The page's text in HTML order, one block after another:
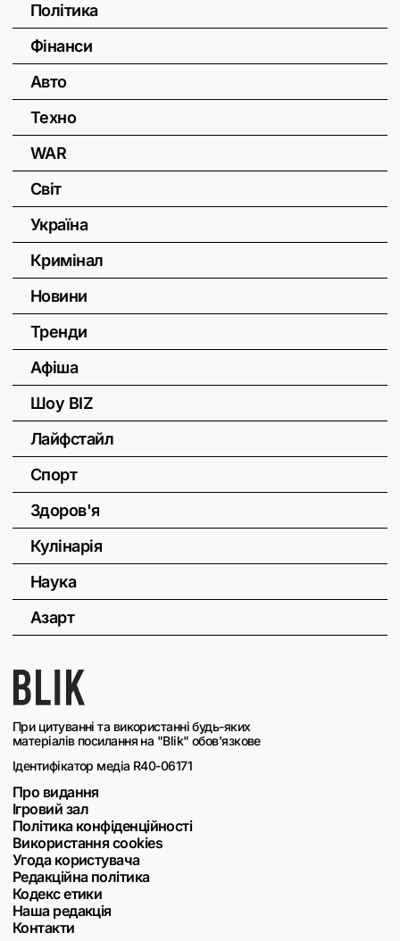
При цитуванні та використанні будь-яких
матеріалів посилання на "Blik" обов'язкове
Ідентифікатор медіа R40-06171
Про видання
Ігровий зал
Політика конфіденційності
Використання cookies
Угода користувача
Редакційна політика
Кодекс етики
Наша редакція
Контакти
Політика
Фінанси
Авто
Техно
WAR
Світ
Україна
Кримінал
Новини
Тренди
Афіша
Шоу BIZ
Лайфстайл
Спорт
Здоров'я
Кулінарія
Наука
Азарт